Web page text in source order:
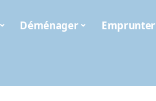
Déménager Emprunter